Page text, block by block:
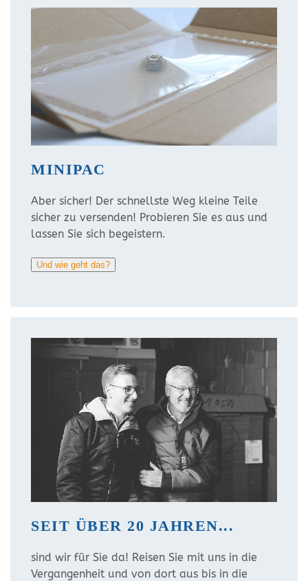
MINIPAC
Aber sicher! Der schnellste Weg kleine Teile
sicher zu versenden! Probieren Sie es aus und
lassen Sie sich begeistern.
Und wie geht das?
SEIT ÜBER 20 JAHREN...
sind wir für Sie da! Reisen Sie mit uns in die
Vergangenheit und von dort aus bis in die